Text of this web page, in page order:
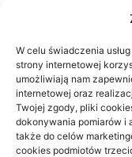
W celu świadczenia
strony internetowej
umożliwiają nam
internetowej oraz
Twojej zgody, pliki
dokonywania pomiarów i
także do celów
cookies podmiotów
Prywatnie
braku czasu
23/06/2026